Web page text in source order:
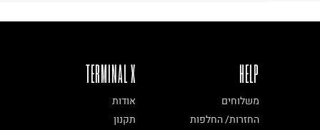
TERMINAL X
אודות
תקנון
HELP
משלוחים
החזרות/ החלפות